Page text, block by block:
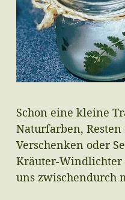
Schon eine kleine
Naturfarben,
Verschenken oder
Kräuter-Windlichter
uns zwischendurch